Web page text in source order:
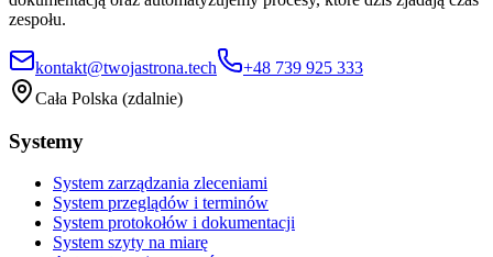
zespołu.
kontakt@twojastrona.tech
+48 739 925 333
Cała Polska (zdalnie)
Systemy
System zarządzania zleceniami
System przeglądów i terminów
System protokołów i dokumentacji
System szyty na miarę